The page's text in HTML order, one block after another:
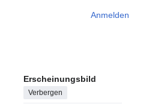
Anmelden
Erscheinungsbild
Verbergen